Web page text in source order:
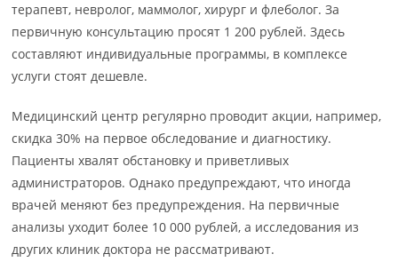
терапевт, невролог, маммолог, хирург и флеболог. За
первичную консультацию просят 1 200 рублей. Здесь
составляют индивидуальные программы, в комплексе
услуги стоят дешевле.
Медицинский центр регулярно проводит акции, например,
скидка 30% на первое обследование и диагностику.
Пациенты хвалят обстановку и приветливых
администраторов. Однако предупреждают, что иногда
врачей меняют без предупреждения. На первичные
анализы уходит более 10 000 рублей, а исследования из
других клиник доктора не рассматривают.